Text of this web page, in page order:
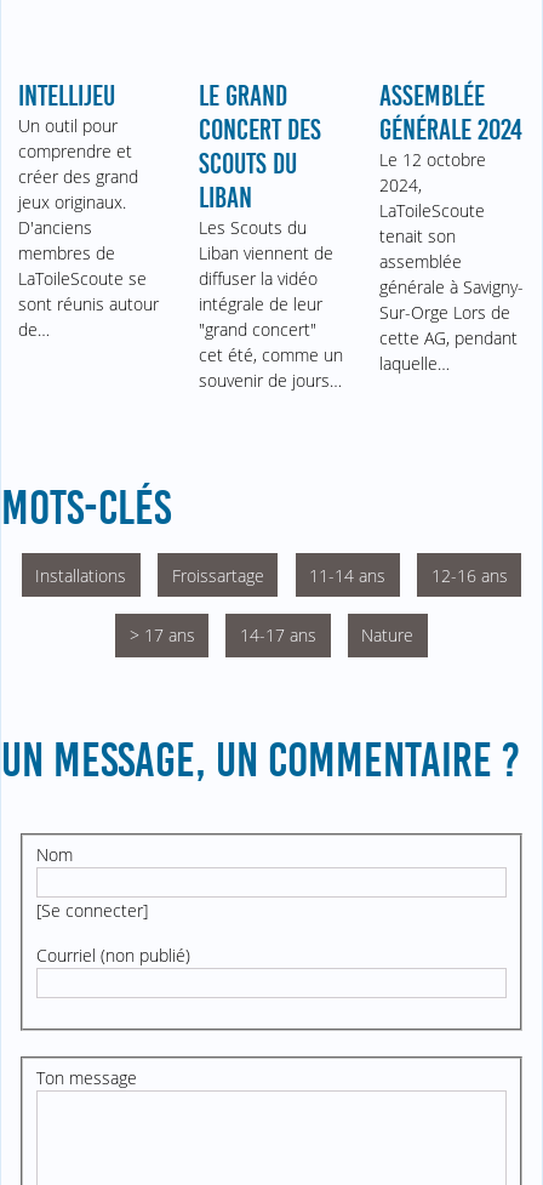
INTELLIJEU
Un outil pour
comprendre et
créer des grand
jeux originaux.
D'anciens
membres de
LaToileScoute se
sont réunis autour
de…
LE GRAND
CONCERT DES
SCOUTS DU
LIBAN
Les Scouts du
Liban viennent de
diffuser la vidéo
intégrale de leur
"grand concert"
cet été, comme un
souvenir de jours…
ASSEMBLÉE
GÉNÉRALE 2024
Le 12 octobre
2024,
LaToileScoute
tenait son
assemblée
générale à Savigny-
Sur-Orge Lors de
cette AG, pendant
laquelle…
MOTS-CLÉS
Installations Froissartage 11-14 ans 12-16 ans
> 17 ans 14-17 ans Nature
UN MESSAGE, UN COMMENTAIRE ?
Nom
[Se connecter]
Courriel (non publié)
Ton message